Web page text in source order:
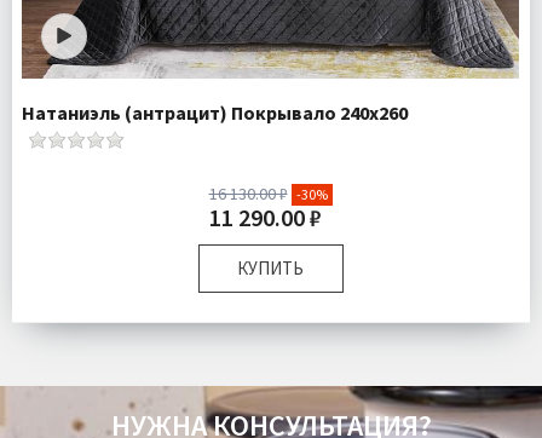
Натаниэль (антрацит) Покрывало 240х260
16 130.00 ₽ -30%
11 290.00 ₽
КУПИТЬ
Размер:
240х260 см 50х70 см
Комплектация:
Покрывало 240х260 (1); Наволочки 50х70
(2)
НУЖНА КОНСУЛЬТАЦИЯ?